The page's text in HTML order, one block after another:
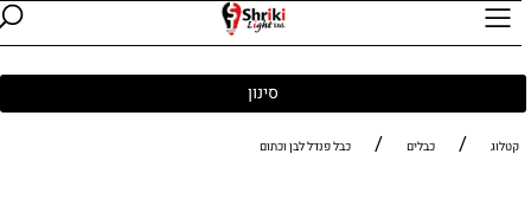
סינון
קטלוג / כבלים / כבל פנדל לבן וכתום